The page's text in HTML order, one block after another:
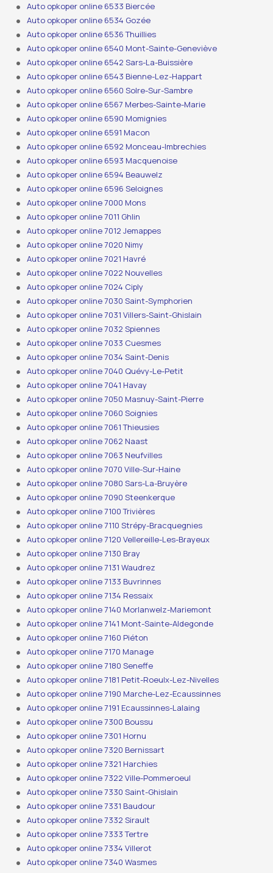
Auto opkoper online 6533 Biercée
Auto opkoper online 6534 Gozée
Auto opkoper online 6536 Thuillies
Auto opkoper online 6540 Mont-Sainte-Geneviève
Auto opkoper online 6542 Sars-La-Buissière
Auto opkoper online 6543 Bienne-Lez-Happart
Auto opkoper online 6560 Solre-Sur-Sambre
Auto opkoper online 6567 Merbes-Sainte-Marie
Auto opkoper online 6590 Momignies
Auto opkoper online 6591 Macon
Auto opkoper online 6592 Monceau-Imbrechies
Auto opkoper online 6593 Macquenoise
Auto opkoper online 6594 Beauwelz
Auto opkoper online 6596 Seloignes
Auto opkoper online 7000 Mons
Auto opkoper online 7011 Ghlin
Auto opkoper online 7012 Jemappes
Auto opkoper online 7020 Nimy
Auto opkoper online 7021 Havré
Auto opkoper online 7022 Nouvelles
Auto opkoper online 7024 Ciply
Auto opkoper online 7030 Saint-Symphorien
Auto opkoper online 7031 Villers-Saint-Ghislain
Auto opkoper online 7032 Spiennes
Auto opkoper online 7033 Cuesmes
Auto opkoper online 7034 Saint-Denis
Auto opkoper online 7040 Quévy-Le-Petit
Auto opkoper online 7041 Havay
Auto opkoper online 7050 Masnuy-Saint-Pierre
Auto opkoper online 7060 Soignies
Auto opkoper online 7061 Thieusies
Auto opkoper online 7062 Naast
Auto opkoper online 7063 Neufvilles
Auto opkoper online 7070 Ville-Sur-Haine
Auto opkoper online 7080 Sars-La-Bruyère
Auto opkoper online 7090 Steenkerque
Auto opkoper online 7100 Trivières
Auto opkoper online 7110 Strépy-Bracquegnies
Auto opkoper online 7120 Vellereille-Les-Brayeux
Auto opkoper online 7130 Bray
Auto opkoper online 7131 Waudrez
Auto opkoper online 7133 Buvrinnes
Auto opkoper online 7134 Ressaix
Auto opkoper online 7140 Morlanwelz-Mariemont
Auto opkoper online 7141 Mont-Sainte-Aldegonde
Auto opkoper online 7160 Piéton
Auto opkoper online 7170 Manage
Auto opkoper online 7180 Seneffe
Auto opkoper online 7181 Petit-Roeulx-Lez-Nivelles
Auto opkoper online 7190 Marche-Lez-Ecaussinnes
Auto opkoper online 7191 Ecaussinnes-Lalaing
Auto opkoper online 7300 Boussu
Auto opkoper online 7301 Hornu
Auto opkoper online 7320 Bernissart
Auto opkoper online 7321 Harchies
Auto opkoper online 7322 Ville-Pommeroeul
Auto opkoper online 7330 Saint-Ghislain
Auto opkoper online 7331 Baudour
Auto opkoper online 7332 Sirault
Auto opkoper online 7333 Tertre
Auto opkoper online 7334 Villerot
Auto opkoper online 7340 Wasmes